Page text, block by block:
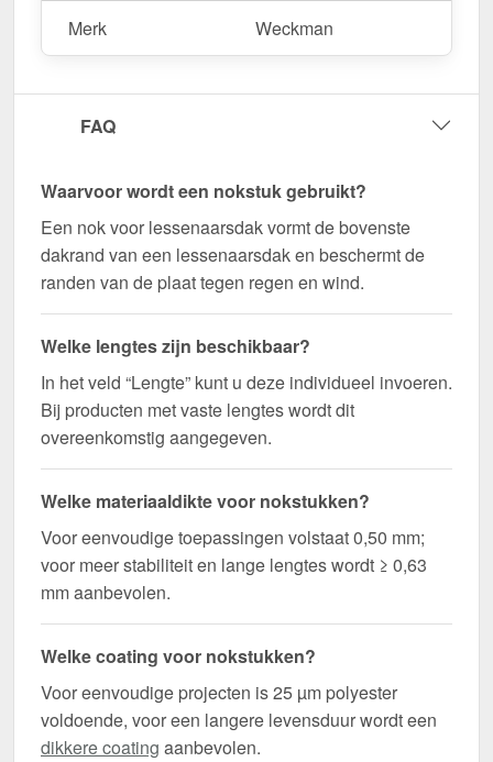
Bestel nu Nok lessenaarsdak | 11,5 x 11,5 cm |
& snel geleverd!
Duurzaam, weerbestendig, op maat gemaakt - bestel
Wegens maatwerk / customisatie van herroepingsrecht uitgezonderd
Merk Weckman
FAQ
Waarvoor wordt een nokstuk gebruikt?
Een nok voor lessenaarsdak vormt de bovenste
dakrand van een lessenaarsdak en beschermt de
randen van de plaat tegen regen en wind.
Welke lengtes zijn beschikbaar?
In het veld “Lengte” kunt u deze individueel invoeren.
Bij producten met vaste lengtes wordt dit
overeenkomstig aangegeven.
Welke materiaaldikte voor nokstukken?
Voor eenvoudige toepassingen volstaat 0,50 mm;
voor meer stabiliteit en lange lengtes wordt ≥ 0,63
mm aanbevolen.
Welke coating voor nokstukken?
Voor eenvoudige projecten is 25 µm polyester
voldoende, voor een langere levensduur wordt een
dikkere coating aanbevolen.